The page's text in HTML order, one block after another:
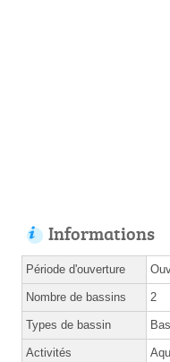
Informations
Période d'ouverture
Nombre de bassins 2
Types de bassin
Activités